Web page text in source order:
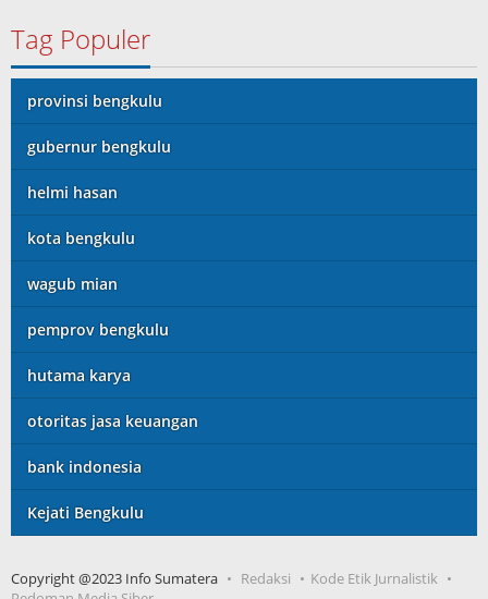
Tag Populer
provinsi bengkulu
gubernur bengkulu
helmi hasan
kota bengkulu
wagub mian
pemprov bengkulu
hutama karya
otoritas jasa keuangan
bank indonesia
Kejati Bengkulu
Copyright @2023 Info Sumatera Redaksi
Kode Etik Jurnalistik